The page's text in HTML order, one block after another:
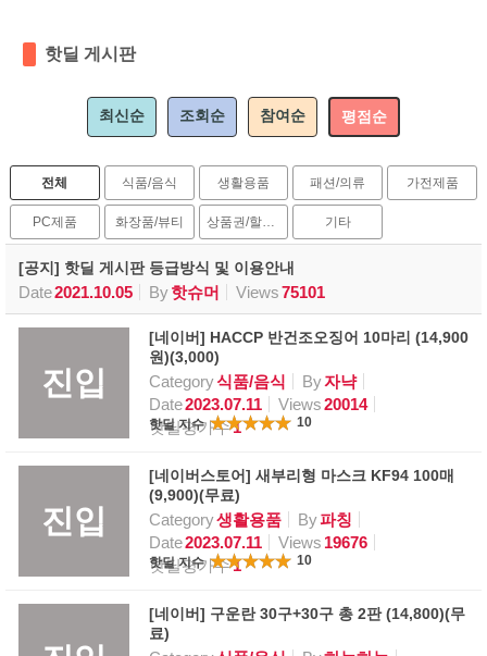
핫딜 게시판
최신순 조회순 참여순 평점순
전체 식품/음식 생활용품 패션/의류 가전제품
PC제품 화장품/뷰티 상품권/할인권 기타
[공지] 핫딜 게시판 등급방식 및 이용안내
Date2021.10.05 By핫슈머 Views75101
진입
[네이버] HACCP 반건조오징어 10마리 (14,900
원)(3,000)
Category식품/음식 By자냑
Date2023.07.11 Views20014
핫딜평가수1
핫딜 지수 10
진입
[네이버스토어] 새부리형 마스크 KF94 100매
(9,900)(무료)
Category생활용품 By파칭
Date2023.07.11 Views 19676
핫딜평가수1
핫딜 지수 10
[네이버] 구운란 30구+30구 총 2판 (14,800)(무
료)